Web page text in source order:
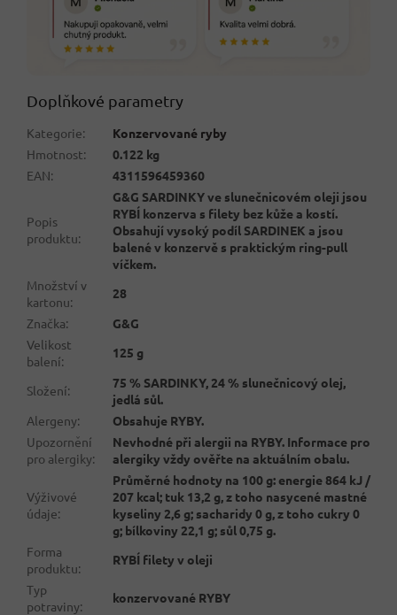
Doplňkové parametry
Kategorie:
Konzervované ryby
Hmotnost:
0.122 kg
EAN: 4311596459360
Popis
produktu:
G&G SARDINKY ve slunečnicovém oleji jsou
RYBÍ konzerva s filety bez kůže a kostí.
Obsahují vysoký podíl SARDINEK a jsou
balené v konzervě s praktickým ring-pull
víčkem.
Množství v
kartonu:
28
Značka:
G&G
Velikost
balení:
125 g
Složení:
75 % SARDINKY, 24 % slunečnicový olej,
jedlá sůl.
Alergeny:
Obsahuje RYBY.
Upozornění
pro alergiky:
Nevhodné při alergii na RYBY. Informace pro
alergiky vždy ověřte na aktuálním obalu.
Výživové
údaje:
Průměrné hodnoty na 100 g: energie 864 kJ /
207 kcal; tuk 13,2 g, z toho nasycené mastné
kyseliny 2,6 g; sacharidy 0 g, z toho cukry 0
g; bílkoviny 22,1 g; sůl 0,75 g.
Forma
produktu:
RYBÍ filety v oleji
Typ
potraviny:
konzervované RYBY